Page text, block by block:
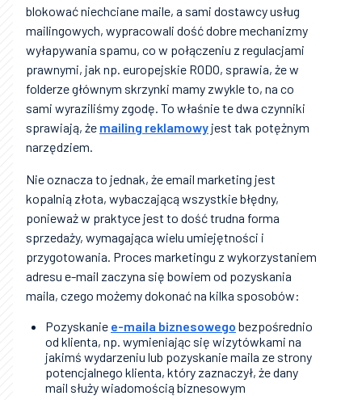
blokować niechciane maile, a sami dostawcy usług
mailingowych, wypracowali dość dobre mechanizmy
wyłapywania spamu, co w połączeniu z regulacjami
prawnymi, jak np. europejskie RODO, sprawia, że w
folderze głównym skrzynki mamy zwykle to, na co
sami wyraziliśmy zgodę. To właśnie te dwa czynniki
sprawiają, że mailing reklamowy jest tak potężnym
narzędziem.
Nie oznacza to jednak, że email marketing jest
kopalnią złota, wybaczającą wszystkie błędny,
ponieważ w praktyce jest to dość trudna forma
sprzedaży, wymagająca wielu umiejętności i
przygotowania. Proces marketingu z wykorzystaniem
adresu e-mail zaczyna się bowiem od pozyskania
maila, czego możemy dokonać na kilka sposobów:
Pozyskanie e-maila biznesowego bezpośrednio
od klienta, np. wymieniając się wizytówkami na
jakimś wydarzeniu lub pozyskanie maila ze strony
potencjalnego klienta, który zaznaczył, że dany
mail służy wiadomością biznesowym